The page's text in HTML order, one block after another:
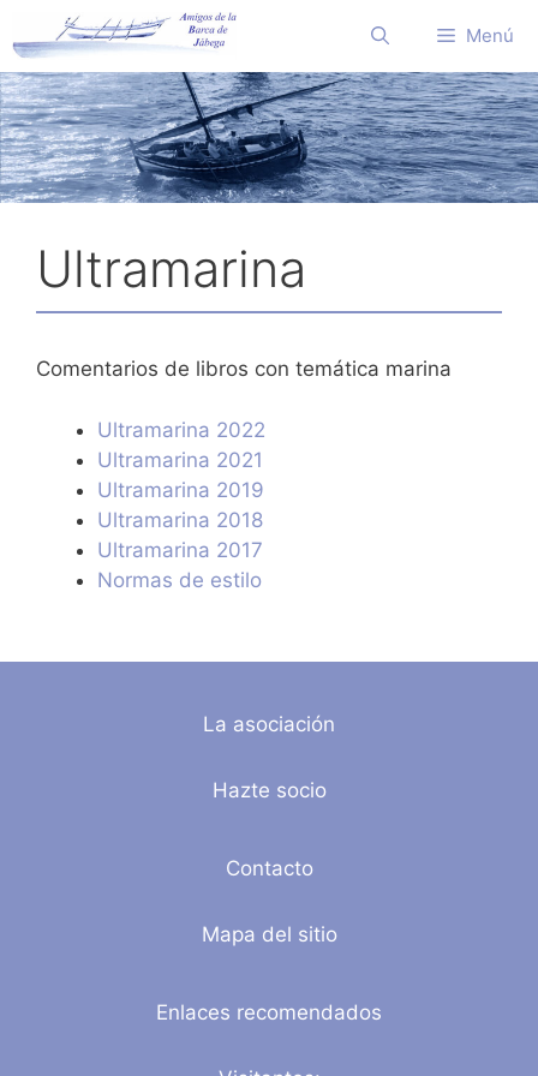
al
contenido
Menú
Ultramarina
Comentarios de libros con temática marina
Ultramarina 2022
Ultramarina 2021
Ultramarina 2019
Ultramarina 2018
Ultramarina 2017
Normas de estilo
La asociación
Hazte socio
Contacto
Mapa del sitio
Enlaces recomendados